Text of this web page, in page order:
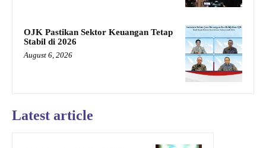
OJK Pastikan Sektor Keuangan Tetap
Stabil di 2026
August 6, 2026
Latest article